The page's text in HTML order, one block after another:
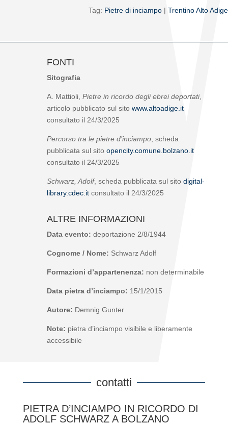
Tag: Pietre di inciampo | Trentino Alto Adige
FONTI
Sitografia
A. Mattioli, Pietre in ricordo degli ebrei deportati,
articolo pubblicato sul sito www.altoadige.it
consultato il 24/3/2025
Percorso tra le pietre d’inciampo, scheda
pubblicata sul sito opencity.comune.bolzano.it
consultato il 24/3/2025
Schwarz, Adolf, scheda pubblicata sul sito digital-
library.cdec.itconsultato il 24/3/2025
ALTRE INFORMAZIONI
Data evento: deportazione 2/8/1944
Cognome / Nome: Schwarz Adolf
Formazioni d’appartenenza: non determinabile
Data pietra d’inciampo: 15/1/2015
Autore: Demnig Gunter
Note: pietra d’inciampo visibile e liberamente
accessibile
contatti
PIETRA D’INCIAMPO IN RICORDO DI
ADOLF SCHWARZ A BOLZANO